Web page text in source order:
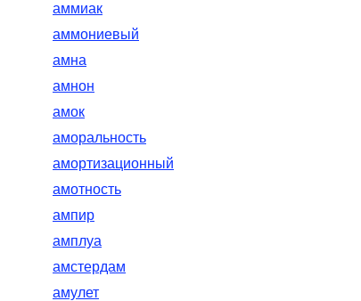
аммиак
аммониевый
амна
амнон
амок
аморальность
амортизационный
амотность
ампир
амплуа
амстердам
амулет